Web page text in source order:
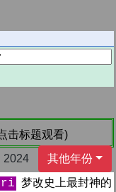
击标题观看)
2024
其他年份
梦改史上最封神的